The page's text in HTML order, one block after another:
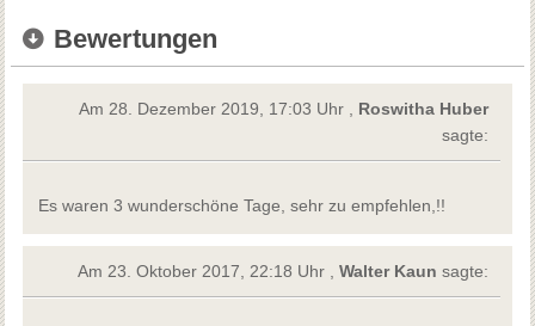
Bewertungen
Am 28. Dezember 2019, 17:03 Uhr , Roswitha Huber
sagte:
Es waren 3 wunderschöne Tage, sehr zu empfehlen,!!
Am 23. Oktober 2017, 22:18 Uhr ,Walter Kaun sagte: